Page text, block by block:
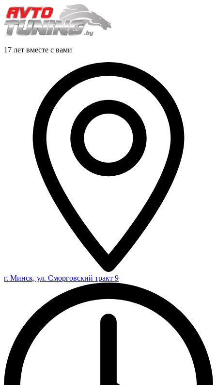
17 лет вместе с вами
г. Минск, ул. Сморговский тракт 9